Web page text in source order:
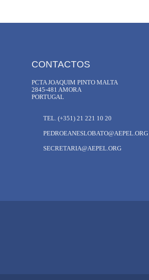
TEL. (+351) 21 221 10 20
PEDROEANESLOBATO@AEPEL.ORG
SECRETARIA@AEPEL.ORG
CONTACTOS
PCTA JOAQUIM PINTO MALTA
2845-481 AMORA
PORTUGAL